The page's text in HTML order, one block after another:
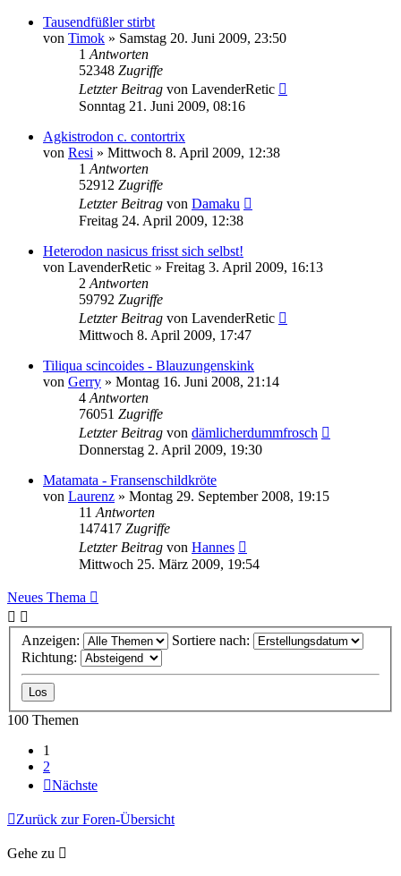
Tausendfüßler stirbt
von Timok » Samstag 20. Juni 2009, 23:50
1 Antworten
52348 Zugriffe
Letzter Beitrag von LavenderRetic
Sonntag 21. Juni 2009, 08:16
Agkistrodon c. contortrix
von Resi » Mittwoch 8. April 2009, 12:38
1 Antworten
52912 Zugriffe
Letzter Beitrag von Damaku
Freitag 24. April 2009, 12:38
Heterodon nasicus frisst sich selbst!
von LavenderRetic » Freitag 3. April 2009, 16:13
2 Antworten
59792 Zugriffe
Letzter Beitrag von LavenderRetic
Mittwoch 8. April 2009, 17:47
Tiliqua scincoides - Blauzungenskink
von Gerry » Montag 16. Juni 2008, 21:14
4 Antworten
76051 Zugriffe
Letzter Beitrag von dämlicherdummfrosch
Donnerstag 2. April 2009, 19:30
Matamata - Fransenschildkröte
von Laurenz » Montag 29. September 2008, 19:15
11 Antworten
147417 Zugriffe
Letzter Beitrag von Hannes
Mittwoch 25. März 2009, 19:54
Neues Thema
Anzeigen:
Sortiere nach:
Richtung:
100 Themen
1
2
Nächste
Zurück zur Foren-Übersicht
Gehe zu